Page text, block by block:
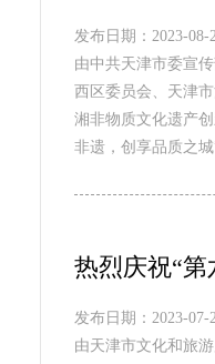
发布日期：2023-08-
由中共天津市委宣
西区委员会、天津
湘非物质文化遗产
非遗，创享品质之
热烈庆祝“第
发布日期：2023-07-
由天津市文化和旅